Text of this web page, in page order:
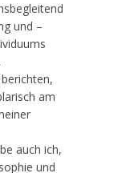
und –
am
auch ich,
und